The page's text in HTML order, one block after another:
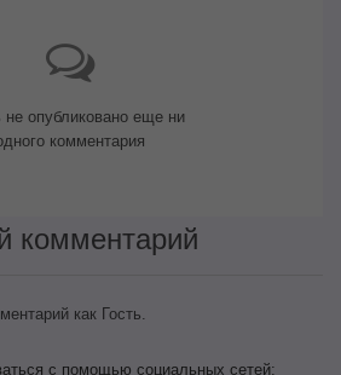
не опубликовано еще ни
комментария
комментарий
как Гость.
с помощью социальных сетей: